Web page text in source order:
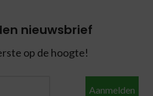
nieuwsbrief
op de hoogte!
Aanmelden